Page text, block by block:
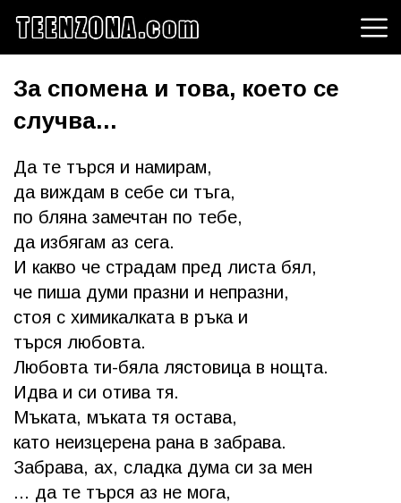
За спомена и това, което се
случва...
Да те търся и намирам,
да виждам в себе си тъга,
по бляна замечтан по тебе,
да избягам аз сега.
И какво че страдам пред листа бял,
че пиша думи празни и непразни,
стоя с химикалката в ръка и
търся любовта.
Любовта ти-бяла лястовица в нощта.
Идва и си отива тя.
Мъката, мъката тя остава,
като неизцерена рана в забрава.
Забрава, ах, сладка дума си за мен
... да те търся аз не мога,